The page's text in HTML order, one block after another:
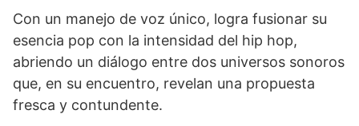
Con un manejo de voz único, logra fusionar su
esencia pop con la intensidad del hip hop,
abriendo un diálogo entre dos universos sonoros
que, en su encuentro, revelan una propuesta
fresca y contundente.